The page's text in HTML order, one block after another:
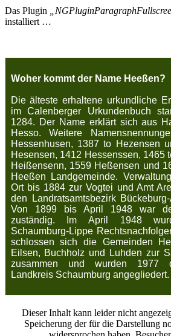
Das Plugin
installiert …
Woher kommt der Name Heeßen?
Die älteste erhaltene urkundliche
im Calenberger Urkundenbuch
1284. Der Name erklärt sich aus
Hesso. Weitere
Hessenhusen, 1387 to Hezensen
Hesensen, 1412 Hessenssen, 1465
Heißensenn, 1559 Heßensen und
Heeßen Landgemeinde.
Ort bis 1884 zur Vogtei und Amt
den Landratsamtsbezirk
Von 1899 bis April 1948 war
zuständig. Im April 1948
Schaumburg-Lippe
schlossen sich die Gemeinden
Eilsen, Buchholz und Luhden zur
zusammen und wurden 1977
Landkreis Schaumburg angegliedert.
Dieser Inhalt kann leider nicht
Speicherung der für die Darstellung